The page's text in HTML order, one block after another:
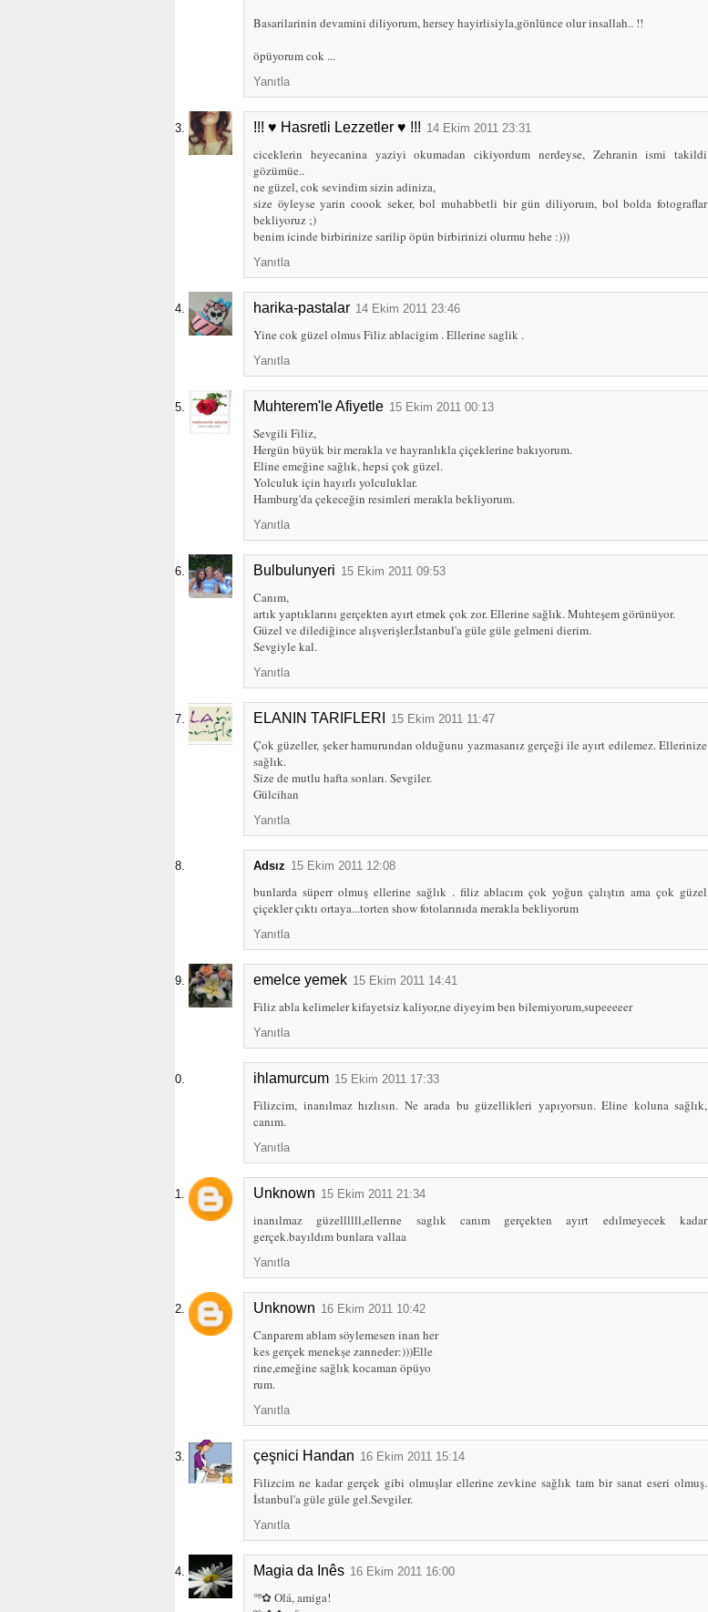
Basarilarinin devamini diliyorum, hersey hayirlisiyla,gönlünce olur insallah.. !!
öpüyorum cok ...
Yanıtla
!!! ♥ Hasretli Lezzetler ♥ !!! 14 Ekim 2011 23:31
ciceklerin heyecanina yaziyi okumadan cikiyordum nerdeyse, Zehranin ismi takildi
gözümüe..
ne güzel, cok sevindim sizin adiniza,
size öyleyse yarin coook seker, bol muhabbetli bir gün diliyorum, bol bolda fotograflar
bekliyoruz ;)
benim icinde birbirinize sarilip öpün birbirinizi olurmu hehe :)))
Yanıtla
harika-pastalar 14 Ekim 2011 23:46
Yine cok güzel olmus Filiz ablacigim . Ellerine saglik .
Yanıtla
Muhterem'le Afiyetle 15 Ekim 2011 00:13
Sevgili Filiz,
Hergün büyük bir merakla ve hayranlıkla çiçeklerine bakıyorum.
Eline emeğine sağlık, hepsi çok güzel.
Yolculuk için hayırlı yolculuklar.
Hamburg'da çekeceğin resimleri merakla bekliyorum.
Yanıtla
Bulbulunyeri 15 Ekim 2011 09:53
Canım,
artık yaptıklarını gerçekten ayırt etmek çok zor. Ellerine sağlık. Muhteşem görünüyor.
Güzel ve dilediğince alışverişler.İstanbul'a güle güle gelmeni dierim.
Sevgiyle kal.
Yanıtla
ELANIN TARIFLERI 15 Ekim 2011 11:47
Çok güzeller, şeker hamurundan olduğunu yazmasanız gerçeği ile ayırt edilemez. Ellerinize
sağlık.
Size de mutlu hafta sonları. Sevgiler.
Gülcihan
Yanıtla
Adsız 15 Ekim 2011 12:08
bunlarda süperr olmuş ellerine sağlık . filiz ablacım çok yoğun çalıştın ama çok güzel
çiçekler çıktı ortaya...torten show fotolarınıda merakla bekliyorum
Yanıtla
emelce yemek 15 Ekim 2011 14:41
Filiz abla kelimeler kifayetsiz kaliyor,ne diyeyim ben bilemiyorum,supeeeeer
Yanıtla
ihlamurcum 15 Ekim 2011 17:33
Filizcim, inanılmaz hızlısın. Ne arada bu güzellikleri yapıyorsun. Eline koluna sağlık,
canım.
Yanıtla
Unknown 15 Ekim 2011 21:34
inanılmaz güzellllll,ellerıne saglık canım gerçekten ayırt edılmeyecek kadar
gerçek.bayıldım bunlara vallaa
Yanıtla
Unknown 16 Ekim 2011 10:42
Canparem ablam söylemesen inan her
kes gerçek menekşe zanneder:)))Elle
rine,emeğine sağlık kocaman öpüyo
rum.
Yanıtla
çeşnici Handan 16 Ekim 2011 15:14
Filizcim ne kadar gerçek gibi olmuşlar ellerine zevkine sağlık tam bir sanat eseri olmuş.
İstanbul'a güle güle gel.Sevgiler.
Yanıtla
Magia da Inês 16 Ekim 2011 16:00
°º✿ Olá, amiga!